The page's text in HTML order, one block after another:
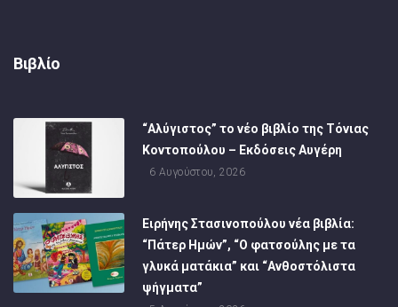
Βιβλίο
“Αλύγιστος” το νέο βιβλίο της Τόνιας
Κοντοπούλου – Εκδόσεις Αυγέρη
6 Αυγούστου, 2026
Ειρήνης Στασινοπούλου νέα βιβλία:
“Πάτερ Ημών”, “Ο φατσούλης με τα
γλυκά ματάκια” και “Ανθοστόλιστα
ψήγματα”